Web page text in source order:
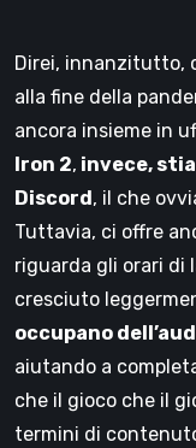
Direi, innanzitutto,
alla fine della
ancora insieme in
Iron 2, invece,
Discord , il che
Tuttavia, ci offre
riguarda gli orari di
cresciuto
occupano
aiutando a
che il gioco che il
termini di